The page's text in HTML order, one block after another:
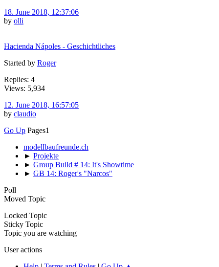
18. June 2018, 12:37:06
by olli
Hacienda Nápoles - Geschichtliches
Started by Roger
Replies: 4
Views: 5,934
12. June 2018, 16:57:05
by claudio
Go Up Pages1
modellbaufreunde.ch
► Projekte
► Group Build # 14: It's Showtime
► GB 14: Roger's "Narcos"
Poll
Moved Topic
Locked Topic
Sticky Topic
Topic you are watching
User actions